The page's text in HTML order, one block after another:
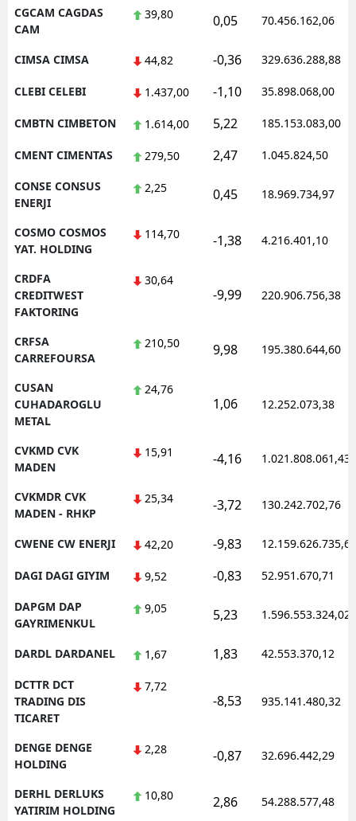
CGCAM CAGDAS
CAM
39,80 0,05 70.456.162,06
CIMSA CIMSA 44,82 -0,36 329.636.288,88
CLEBI CELEBI 1.437,00 -1,10 35.898.068,00
CMBTN CIMBETON 1.614,00 5,22 185.153.083,00
CMENT CIMENTAS 279,50 2,47 1.045.824,50
CONSE CONSUS
ENERJI
2,25 0,45 18.969.734,97
COSMO COSMOS
YAT. HOLDING
114,70 -1,38 4.216.401,10
CRDFA
CREDITWEST
FAKTORING
30,64
-9,99 220.906.756,38
CRFSA
CARREFOURSA
210,50 9,98 195.380.644,60
CUSAN
CUHADAROGLU
METAL
24,76
1,06 12.252.073,38
CVKMD CVK
MADEN
15,91 -4,16 1.021.808.061,43
CVKMDR CVK
MADEN - RHKP
25,34 -3,72 130.242.702,76
CWENE CW ENERJI 42,20 -9,83 12.159.626.735,62
DAGI DAGI GIYIM 9,52 -0,83 52.951.670,71
DAPGM DAP
GAYRIMENKUL
9,05 5,23 1.596.553.324,02
DARDL DARDANEL 1,67 1,83 42.553.370,12
DCTTR DCT
TRADING DIS
TICARET
7,72
-8,53 935.141.480,32
DENGE DENGE
HOLDING
2,28 -0,87 32.696.442,29
DERHL DERLUKS
YATIRIM HOLDING
10,80 2,86 54.288.577,48